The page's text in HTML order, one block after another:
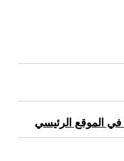
الموقع الرئيسي